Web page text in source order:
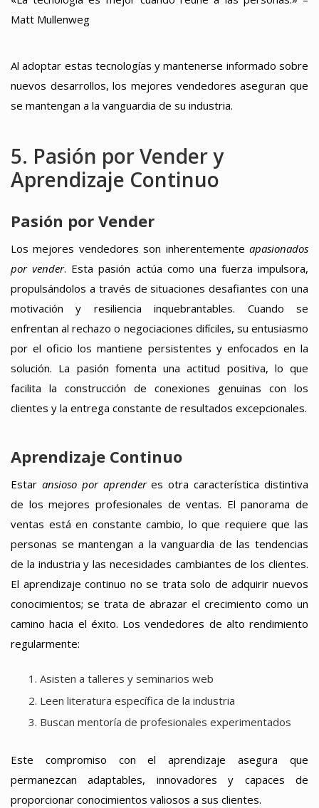
Matt Mullenweg
Al adoptar estas tecnologías y mantenerse informado sobre
nuevos desarrollos, los mejores vendedores aseguran que
se mantengan a la vanguardia de su industria.
5. Pasión por Vender y
Aprendizaje Continuo
Pasión por Vender
Los mejores vendedores son inherentemente apasionados
por vender. Esta pasión actúa como una fuerza impulsora,
propulsándolos a través de situaciones desafiantes con una
motivación y resiliencia inquebrantables. Cuando se
enfrentan al rechazo o negociaciones difíciles, su entusiasmo
por el oficio los mantiene persistentes y enfocados en la
solución. La pasión fomenta una actitud positiva, lo que
facilita la construcción de conexiones genuinas con los
clientes y la entrega constante de resultados excepcionales.
Aprendizaje Continuo
Estar ansioso por aprenderes otra característica distintiva
de los mejores profesionales de ventas. El panorama de
ventas está en constante cambio, lo que requiere que las
personas se mantengan a la vanguardia de las tendencias
de la industria y las necesidades cambiantes de los clientes.
El aprendizaje continuo no se trata solo de adquirir nuevos
conocimientos; se trata de abrazar el crecimiento como un
camino hacia el éxito. Los vendedores de alto rendimiento
regularmente:
Asisten a talleres y seminarios web
Leen literatura específica de la industria
Buscan mentoría de profesionales experimentados
Este compromiso con el aprendizaje asegura que
permanezcan adaptables, innovadores y capaces de
proporcionar conocimientos valiosos a sus clientes.